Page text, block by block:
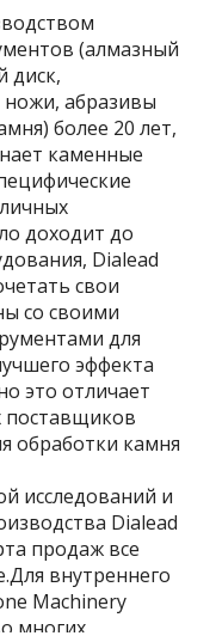
(алмазный
диск,
абразивы
более 20 лет,
каменные
доходит до
Dialead
свои
со своими
для
эффекта
это отличает
поставщиков
обработки камня
исследований и
Dialead
продаж все
внутреннего
Machinery
многих